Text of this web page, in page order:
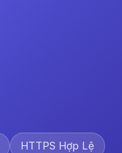
HTTPS Hợp Lệ